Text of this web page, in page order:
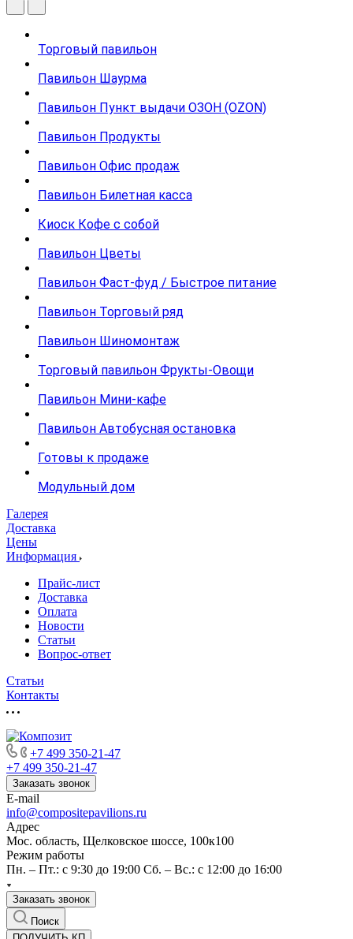
Торговый павильон
Павильон Шаурма
Павильон Пункт выдачи ОЗОН (OZON)
Павильон Продукты
Павильон Офис продаж
Павильон Билетная касса
Киоск Кофе с собой
Павильон Цветы
Павильон Фаст-фуд / Быстрое питание
Павильон Торговый ряд
Павильон Шиномонтаж
Торговый павильон Фрукты-Овощи
Павильон Мини-кафе
Павильон Автобусная остановка
Готовы к продаже
Модульный дом
Галерея
Доставка
Цены
Информация
Прайс-лист
Доставка
Оплата
Новости
Статьи
Вопрос-ответ
Статьи
Контакты
+7 499 350-21-47
+7 499 350-21-47
Заказать звонок
E-mail
info@compositepavilions.ru
Адрес
Мос. область, Щелковское шоссе, 100к100
Режим работы
Пн. – Пт.: с 9:30 до 19:00 Сб. – Вс.: с 12:00 до 16:00
Заказать звонок
Поиск